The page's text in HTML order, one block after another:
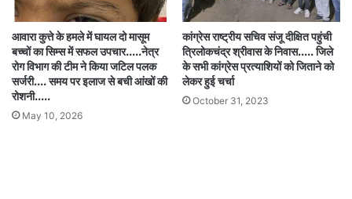
आवारा कुत्ते के हमले में घायल दो मासूम
बच्चों का सिम्स में सफल उपचार…..नेत्र
रोग विभाग की टीम ने किया जटिल पलक
सर्जरी…. समय पर इलाज से बची आंखों की
रोशनी…..
May 10, 2026
कांग्रेस राष्ट्रीय सचिव संजू दीक्षित पहुंची
त्रिलोकचंद्र श्रीवास के निवास….. जिले
के सभी कांग्रेस प्रत्याशियों को जिताने को
लेकर हुई चर्चा
October 31, 2023